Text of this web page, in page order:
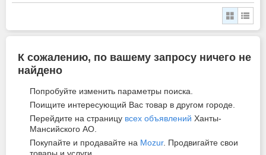
К сожалению, по вашему запросу ничего не
найдено
Попробуйте изменить параметры поиска.
Поищите интересующий Вас товар в другом городе.
Перейдите на страницу всех объявлений Ханты-
Мансийского АО.
Покупайте и продавайте на Mozur. Продвигайте свои